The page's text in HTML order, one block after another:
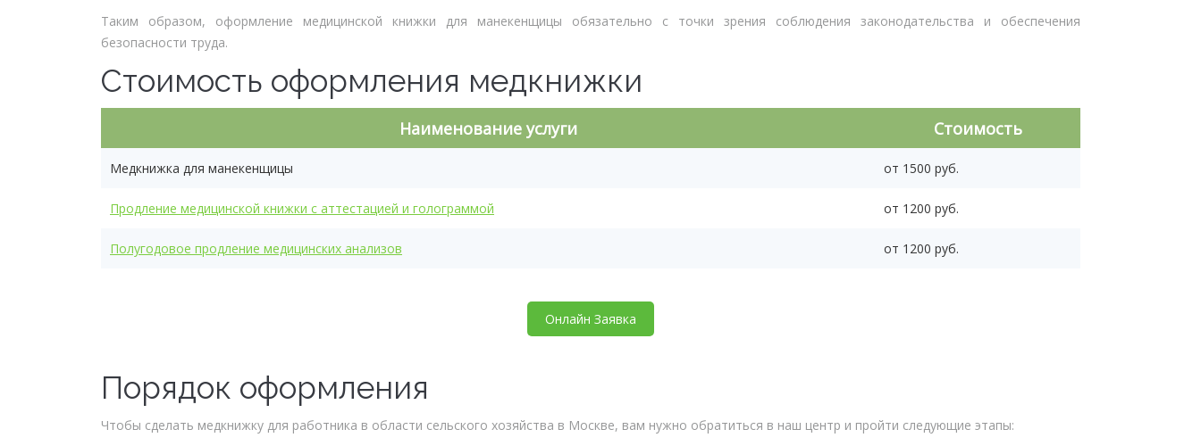
Таким образом, оформление медицинской книжки для манекенщицы обязательно с точки зрения соблюдения законодательства и обеспечения
безопасности труда.
Стоимость оформления медкнижки
Наименование услуги Стоимость
Медкнижка для манекенщицы от 1500 руб.
Продление медицинской книжки с аттестацией и голограммой от 1200 руб.
Полугодовое продление медицинских анализов от 1200 руб.
Онлайн Заявка
Порядок оформления
Чтобы сделать медкнижку для работника в области сельского хозяйства в Москве, вам нужно обратиться в наш центр и пройти следующие этапы: